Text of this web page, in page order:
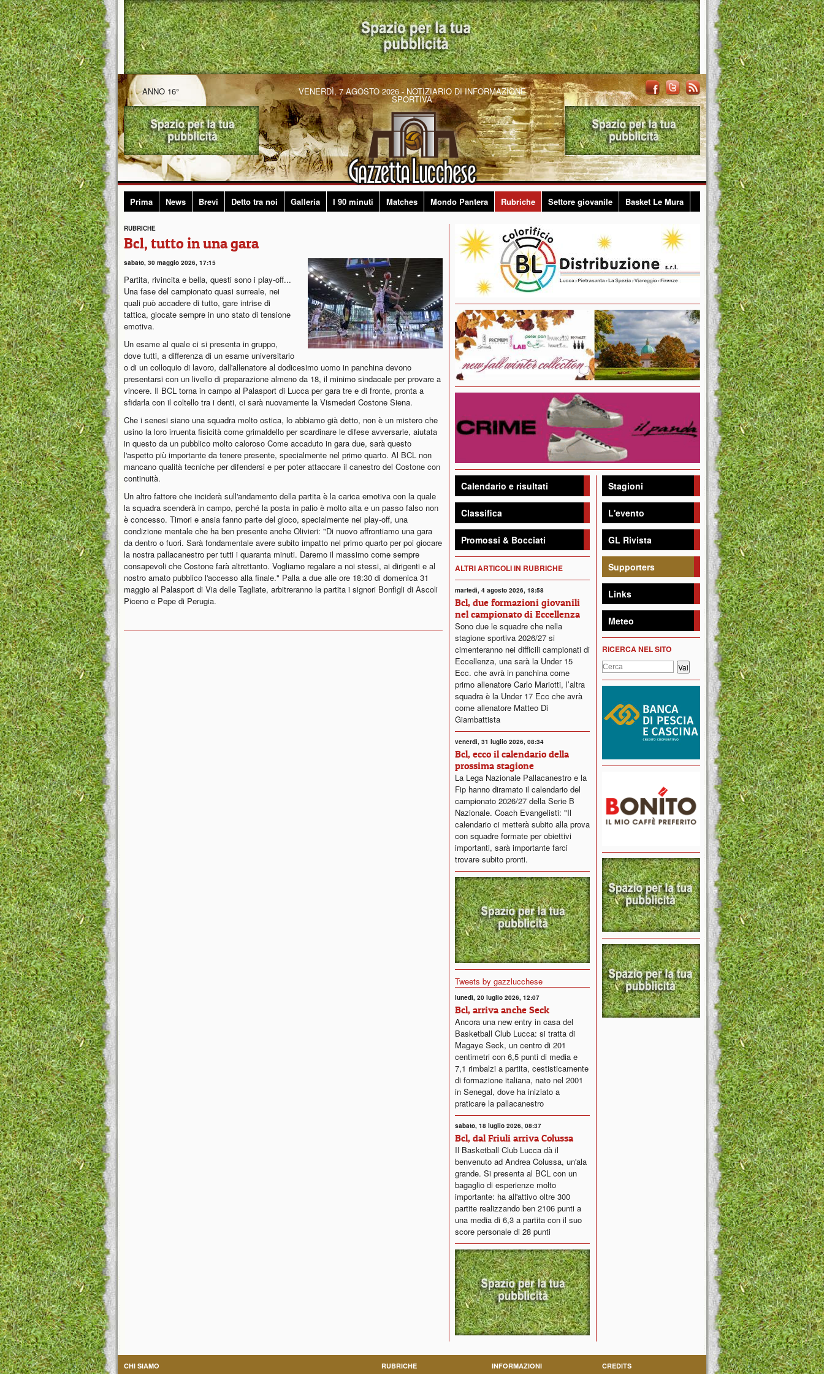
ANNO 16° VENERDÌ, 7 AGOSTO 2026 - NOTIZIARIO DI INFORMAZIONE
SPORTIVA
Prima News Brevi Detto tra noi Galleria I 90 minuti Matches Mondo Pantera Rubriche Settore giovanile Basket Le Mura
RUBRICHE
Bcl, tutto in una gara
sabato, 30 maggio 2026, 17:15
Partita, rivincita e bella, questi sono i play-off...
Una fase del campionato quasi surreale, nei
quali può accadere di tutto, gare intrise di
tattica, giocate sempre in uno stato di tensione
emotiva.
Un esame al quale ci si presenta in gruppo,
dove tutti, a differenza di un esame universitario
o di un colloquio di lavoro, dall'allenatore al dodicesimo uomo in panchina devono
presentarsi con un livello di preparazione almeno da 18, il minimo sindacale per provare a
vincere. Il BCL torna in campo al Palasport di Lucca per gara tre e di fronte, pronta a
sfidarla con il coltello tra i denti, ci sarà nuovamente la Vismederi Costone Siena.
Che i senesi siano una squadra molto ostica, lo abbiamo già detto, non è un mistero che
usino la loro irruenta fisicità come grimaldello per scardinare le difese avversarie, aiutata
in questo da un pubblico molto caloroso Come accaduto in gara due, sarà questo
l'aspetto più importante da tenere presente, specialmente nel primo quarto. Al BCL non
mancano qualità tecniche per difendersi e per poter attaccare il canestro del Costone con
continuità.
Un altro fattore che inciderà sull'andamento della partita è la carica emotiva con la quale
la squadra scenderà in campo, perché la posta in palio è molto alta e un passo falso non
è concesso. Timori e ansia fanno parte del gioco, specialmente nei play-off, una
condizione mentale che ha ben presente anche Olivieri: "Di nuovo affrontiamo una gara
da dentro o fuori. Sarà fondamentale avere subito impatto nel primo quarto per poi giocare
la nostra pallacanestro per tutti i quaranta minuti. Daremo il massimo come sempre
consapevoli che Costone farà altrettanto. Vogliamo regalare a noi stessi, ai dirigenti e al
nostro amato pubblico l'accesso alla finale." Palla a due alle ore 18:30 di domenica 31
maggio al Palasport di Via delle Tagliate, arbitreranno la partita i signori Bonfigli di Ascoli
Piceno e Pepe di Perugia.
Calendario e risultati
Classifica
Promossi & Bocciati
ALTRI ARTICOLI IN RUBRICHE
martedì, 4 agosto 2026, 18:58
Bcl, due formazioni giovanili
nel campionato di Eccellenza
Sono due le squadre che nella
stagione sportiva 2026/27 si
cimenteranno nei difficili campionati di
Eccellenza, una sarà la Under 15
Ecc. che avrà in panchina come
primo allenatore Carlo Mariotti, l’altra
squadra è la Under 17 Ecc che avrà
come allenatore Matteo Di
Giambattista
venerdì, 31 luglio 2026, 08:34
Bcl, ecco il calendario della
prossima stagione
La Lega Nazionale Pallacanestro e la
Fip hanno diramato il calendario del
campionato 2026/27 della Serie B
Nazionale. Coach Evangelisti: "Il
calendario ci metterà subito alla prova
con squadre formate per obiettivi
importanti, sarà importante farci
trovare subito pronti.
Tweets by gazzlucchese
lunedì, 20 luglio 2026, 12:07
Bcl, arriva anche Seck
Ancora una new entry in casa del
Basketball Club Lucca: si tratta di
Magaye Seck, un centro di 201
centimetri con 6,5 punti di media e
7,1 rimbalzi a partita, cestisticamente
di formazione italiana, nato nel 2001
in Senegal, dove ha iniziato a
praticare la pallacanestro
sabato, 18 luglio 2026, 08:37
Bcl, dal Friuli arriva Colussa
Il Basketball Club Lucca dà il
benvenuto ad Andrea Colussa, un'ala
grande. Si presenta al BCL con un
bagaglio di esperienze molto
importante: ha all'attivo oltre 300
partite realizzando ben 2106 punti a
una media di 6,3 a partita con il suo
score personale di 28 punti
Stagioni
L'evento
GL Rivista
Supporters
Links
Meteo
RICERCA NEL SITO
CHI SIAMO RUBRICHE INFORMAZIONI CREDITS